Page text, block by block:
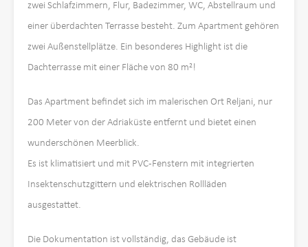
zwei Schlafzimmern, Flur, Badezimmer, WC, Abstellraum und
einer überdachten Terrasse besteht. Zum Apartment gehören
zwei Außenstellplätze. Ein besonderes Highlight ist die
Dachterrasse mit einer Fläche von 80 m²!
Das Apartment befindet sich im malerischen Ort Reljani, nur
200 Meter von der Adriaküste entfernt und bietet einen
wunderschönen Meerblick.
Es ist klimatisiert und mit PVC-Fenstern mit integrierten
Insektenschutzgittern und elektrischen Rollläden
ausgestattet.
Die Dokumentation ist vollständig, das Gebäude ist